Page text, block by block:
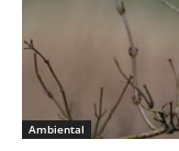
Ambiental